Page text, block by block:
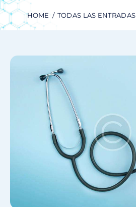
HOME TODAS LAS ENTRADAS